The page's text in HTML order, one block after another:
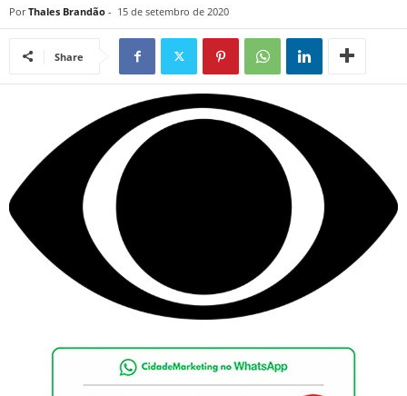
Por Thales Brandão - 15 de setembro de 2020
Share